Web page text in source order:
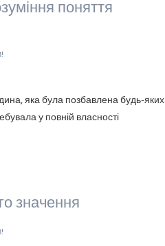
поняття
яка була позбавлена будь-яких
у повній власності
значення